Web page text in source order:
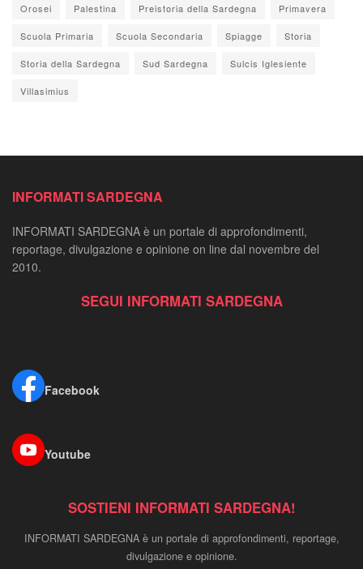
Orosei Palestina Preistoria della Sardegna Primavera
Scuola Primaria Scuola Secondaria Spiagge Storia
Storia della Sardegna Sud Sardegna Sulcis Iglesiente
Villasimius
INFORMATI SARDEGNA
INFORMATI SARDEGNA è un portale di approfondimenti,
reportage, divulgazione e opinione on line dal novembre del
2010.
SEGUI INFORMATI SARDEGNA
Facebook
Youtube
SOSTIENI INFORMATI SARDEGNA!
INFORMATI SARDEGNA è un portale di approfondimenti, reportage,
divulgazione e opinione.